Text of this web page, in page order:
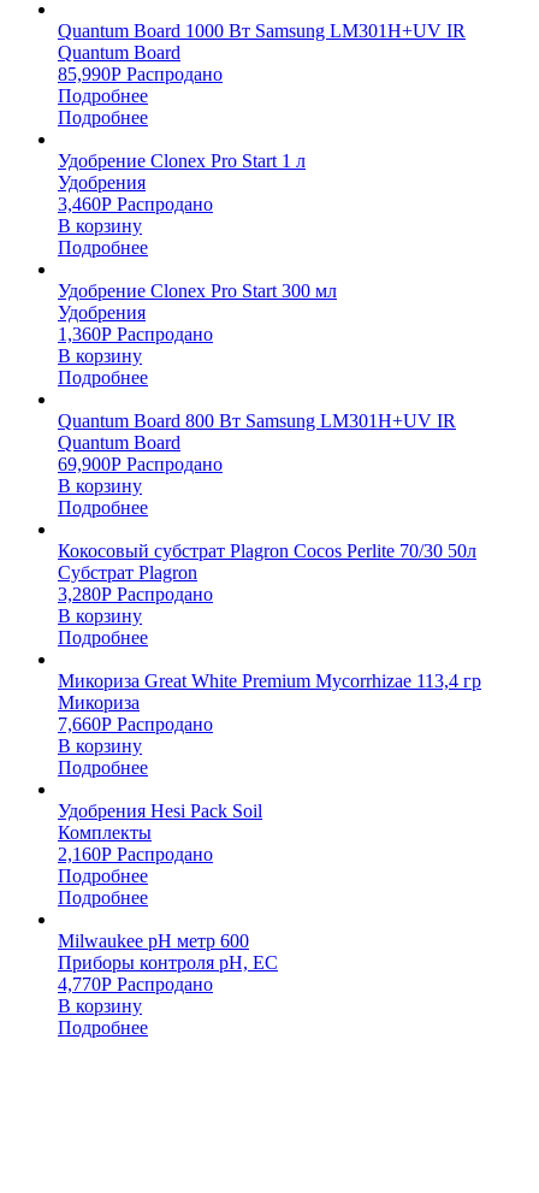
Quantum Board 1000 Вт Samsung LM301H+UV IR
Quantum Board
85,990Р Распродано
Подробнее
Подробнее
Удобрение Clonex Pro Start 1 л
Удобрения
3,460Р Распродано
В корзину
Подробнее
Удобрение Clonex Pro Start 300 мл
Удобрения
1,360Р Распродано
В корзину
Подробнее
Quantum Board 800 Вт Samsung LM301H+UV IR
Quantum Board
69,900Р Распродано
В корзину
Подробнее
Кокосовый субстрат Plagron Cocos Perlite 70/30 50л
Субстрат Plagron
3,280Р Распродано
В корзину
Подробнее
Микориза Great White Premium Mycorrhizae 113,4 гр
Микориза
7,660Р Распродано
В корзину
Подробнее
Удобрения Hesi Pack Soil
Комплекты
2,160Р Распродано
Подробнее
Подробнее
Milwaukee pH метр 600
Приборы контроля pH, EC
4,770Р Распродано
В корзину
Подробнее